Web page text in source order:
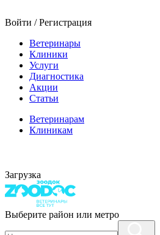
Войти / Регистрация
Ветеринары
Клиники
Услуги
Диагностика
Акции
Статьи
Ветеринарам
Клиникам
Загрузка
Выберите район или метро